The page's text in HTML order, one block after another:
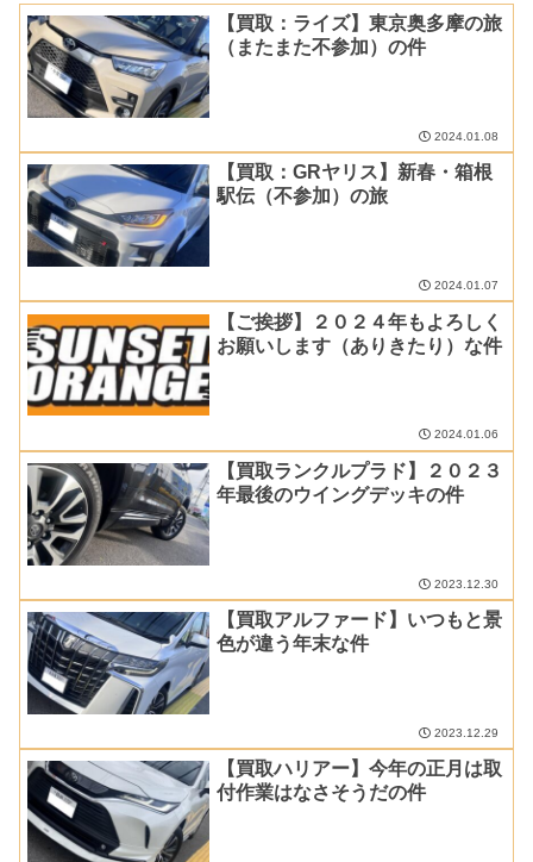
【買取：ライズ】東京奥多摩の旅
（またまた不参加）の件
2024.01.08
【買取：GRヤリス】新春・箱根
駅伝（不参加）の旅
2024.01.07
【ご挨拶】２０２４年もよろしく
お願いします（ありきたり）な件
2024.01.06
【買取ランクルプラド】２０２３
年最後のウイングデッキの件
2023.12.30
【買取アルファード】いつもと景
色が違う年末な件
2023.12.29
【買取ハリアー】今年の正月は取
付作業はなさそうだの件